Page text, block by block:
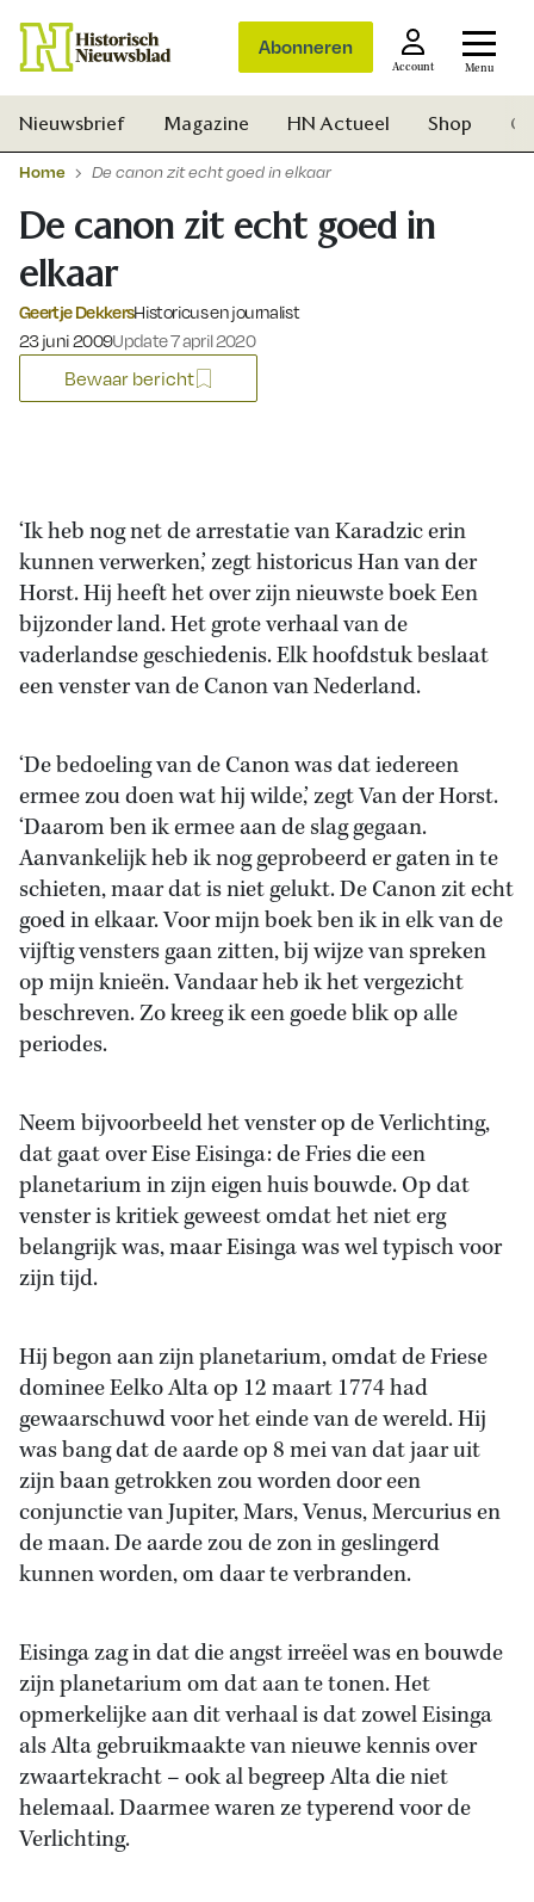
Abonneren
Account Menu
Nieuwsbrief Magazine HN Actueel Shop
Home De canon zit echt goed in elkaar
De canon zit echt goed in
elkaar
Geertje DekkersHistoricus en journalist
Gepubliceerd op:
23 juni 2009Update 7 april 2020
Bewaar bericht
‘Ik heb nog net de arrestatie van Karadzic erin
kunnen verwerken,’ zegt historicus Han van der
Horst. Hij heeft het over zijn nieuwste boek Een
bijzonder land. Het grote verhaal van de
vaderlandse geschiedenis. Elk hoofdstuk beslaat
een venster van de Canon van Nederland.
‘De bedoeling van de Canon was dat iedereen
ermee zou doen wat hij wilde,’ zegt Van der Horst.
‘Daarom ben ik ermee aan de slag gegaan.
Aanvankelijk heb ik nog geprobeerd er gaten in te
schieten, maar dat is niet gelukt. De Canon zit echt
goed in elkaar. Voor mijn boek ben ik in elk van de
vijftig vensters gaan zitten, bij wijze van spreken
op mijn knieën. Vandaar heb ik het vergezicht
beschreven. Zo kreeg ik een goede blik op alle
periodes.
Neem bijvoorbeeld het venster op de Verlichting,
dat gaat over Eise Eisinga: de Fries die een
planetarium in zijn eigen huis bouwde. Op dat
venster is kritiek geweest omdat het niet erg
belangrijk was, maar Eisinga was wel typisch voor
zijn tijd.
Hij begon aan zijn planetarium, omdat de Friese
dominee Eelko Alta op 12 maart 1774 had
gewaarschuwd voor het einde van de wereld. Hij
was bang dat de aarde op 8 mei van dat jaar uit
zijn baan getrokken zou worden door een
conjunctie van Jupiter, Mars, Venus, Mercurius en
de maan. De aarde zou de zon in geslingerd
kunnen worden, om daar te verbranden.
Eisinga zag in dat die angst irreëel was en bouwde
zijn planetarium om dat aan te tonen. Het
opmerkelijke aan dit verhaal is dat zowel Eisinga
als Alta gebruikmaakte van nieuwe kennis over
zwaartekracht – ook al begreep Alta die niet
helemaal. Daarmee waren ze typerend voor de
Verlichting.